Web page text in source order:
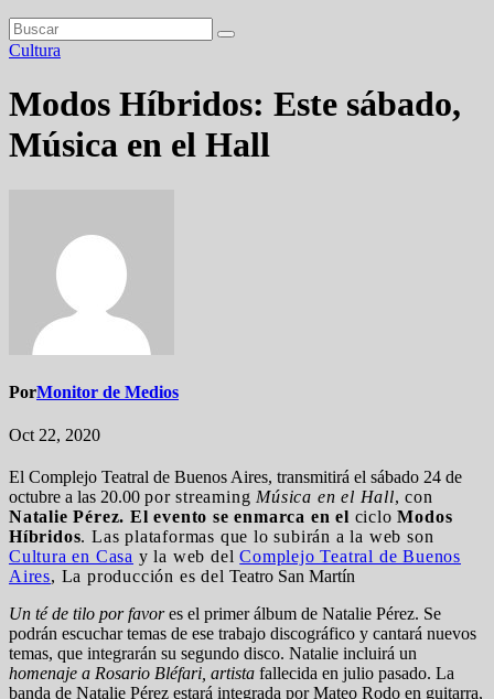
Cultura
Modos Híbridos: Este sábado,
Música en el Hall
PorMonitor de Medios
Oct 22, 2020
El Complejo Teatral de Buenos Aires, transmitirá el sábado 24 de
octubre a las 20.00 por streaming Música en el Hall, con
Natalie Pérez. El evento se enmarca en el cicloModos
Híbridos. Las plataformas que lo subirán a la web son
Cultura en Casa y la web delComplejo Teatral de Buenos
Aires, La producción es del Teatro San Martín
Un té de tilo por favores el primer álbum de Natalie Pérez. Se
podrán escuchar temas de ese trabajo discográfico y cantará nuevos
temas, que integrarán su segundo disco. Natalie incluirá un
homenaje a Rosario Bléfari, artista fallecida en julio pasado. La
banda de Natalie Pérez estará integrada por Mateo Rodo en guitarra,